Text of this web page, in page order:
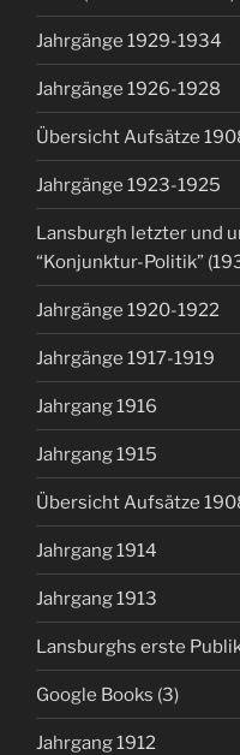
Jahrgänge 1929-1934
Jahrgänge 1926-1928
Übersicht Aufsätze
Jahrgänge 1923-1925
Lansburgh letzter und
“Konjunktur-Politik”
Jahrgänge 1920-1922
Jahrgänge 1917-1919
Jahrgang 1916
Jahrgang 1915
Übersicht Aufsätze
Jahrgang 1914
Jahrgang 1913
Lansburghs erste
Google Books (3)
Jahrgang 1912